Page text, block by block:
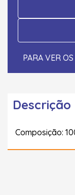
PARA VER
Descrição
Composição: